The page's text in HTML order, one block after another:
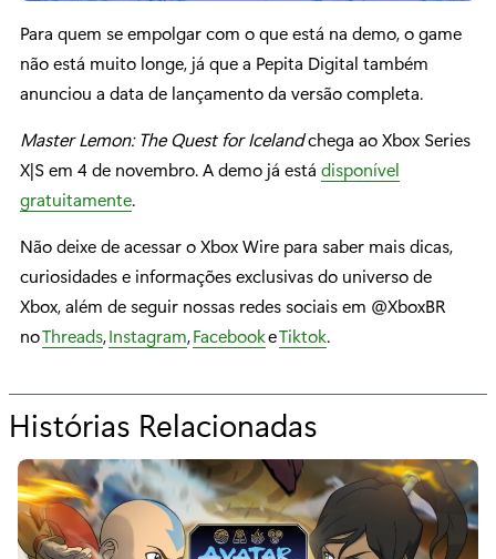
Para quem se empolgar com o que está na demo, o game
não está muito longe, já que a Pepita Digital também
anunciou a data de lançamento da versão completa.
Master Lemon: The Quest for Icelandchega ao Xbox Series
X|S em 4 de novembro. A demo já está disponível
gratuitamente.
Não deixe de acessar o Xbox Wire para saber mais dicas,
curiosidades e informações exclusivas do universo de
Xbox, além de seguir nossas redes sociais em @XboxBR
noThreads,Instagram,FacebookeTiktok.
Histórias Relacionadas
a
r
a